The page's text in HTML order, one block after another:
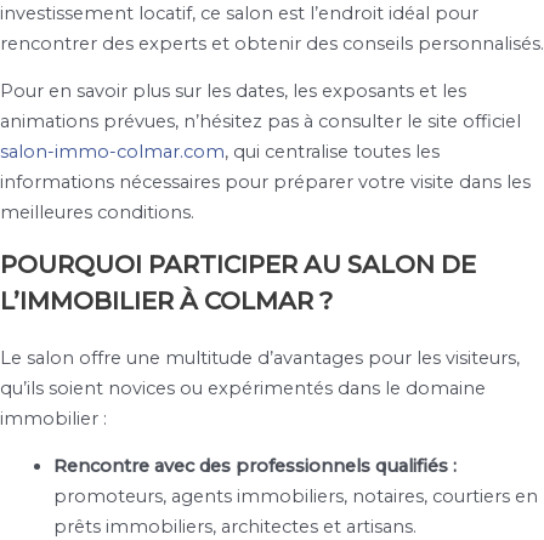
investissement locatif, ce salon est l’endroit idéal pour
rencontrer des experts et obtenir des conseils personnalisés.
Pour en savoir plus sur les dates, les exposants et les
animations prévues, n’hésitez pas à consulter le site officiel
salon-immo-colmar.com, qui centralise toutes les
informations nécessaires pour préparer votre visite dans les
meilleures conditions.
POURQUOI PARTICIPER AU SALON DE
L’IMMOBILIER À COLMAR ?
Le salon offre une multitude d’avantages pour les visiteurs,
qu’ils soient novices ou expérimentés dans le domaine
immobilier :
Rencontre avec des professionnels qualifiés :
promoteurs, agents immobiliers, notaires, courtiers en
prêts immobiliers, architectes et artisans.